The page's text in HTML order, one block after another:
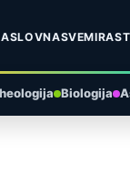
SVEMIR
Biologija